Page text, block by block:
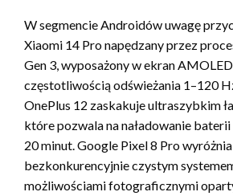
W segmencie Androidów uwagę
Xiaomi 14 Pro napędzany przez
Gen 3, wyposażony w ekran
częstotliwością odświeżania 1–120
OnePlus 12 zaskakuje ultraszybkim
które pozwala na naładowanie baterii
20 minut. Google Pixel 8 Pro
bezkonkurencyjnie czystym
możliwościami fotograficznymi